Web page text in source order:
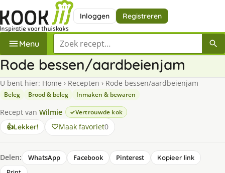
Inloggen Registreren
Menu Zoek een recept
Rode bessen/aardbeienjam
U bent hier: Home › Recepten › Rode bessen/aardbeienjam
Beleg Brood & beleg Inmaken & bewaren
Recept van Wilmie Vertrouwde kok
👍Lekker! Maak favoriet0
Delen: WhatsApp Facebook Pinterest
Kopieer link